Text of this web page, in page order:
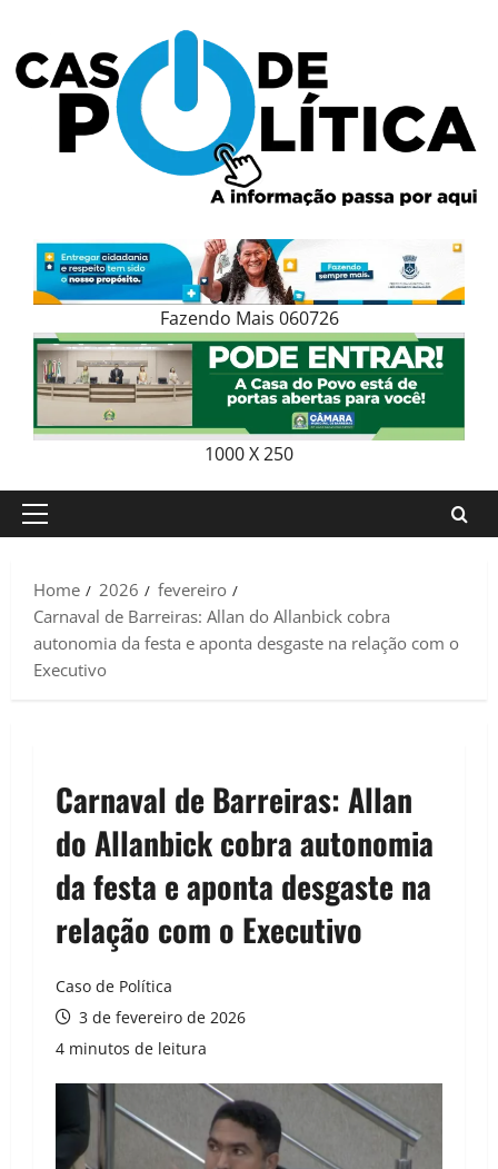
content
Fazendo Mais 060726
1000 X 250
Primary
Home
2026
fevereiro
Carnaval de Barreiras: Allan do Allanbick cobra
autonomia da festa e aponta desgaste na relação com o
Executivo
Carnaval de Barreiras: Allan
do Allanbick cobra autonomia
da festa e aponta desgaste na
relação com o Executivo
Caso de Política
3 de fevereiro de 2026
4 minutos de leitura